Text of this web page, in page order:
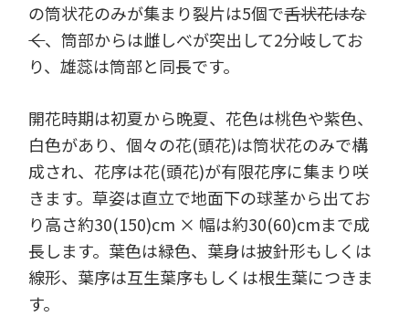
の筒状花のみが集まり裂片は5個で舌状花はな
く、筒部からは雌しべが突出して2分岐してお
り、雄蕊は筒部と同長です。
開花時期は初夏から晩夏、花色は桃色や紫色、
白色があり、個々の花(頭花)は筒状花のみで構
成され、花序は花(頭花)が有限花序に集まり咲
きます。草姿は直立で地面下の球茎から出てお
り高さ約30(150)cm × 幅は約30(60)cmまで成
長します。葉色は緑色、葉身は披針形もしくは
線形、葉序は互生葉序もしくは根生葉につきま
す。